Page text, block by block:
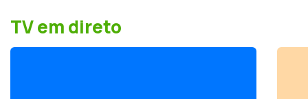
TV em direto